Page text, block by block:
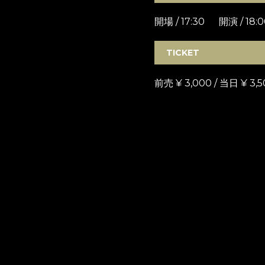
開場 / 17:30 開演 /
TICKET
前売 ¥ 3,000 / 当日 ¥